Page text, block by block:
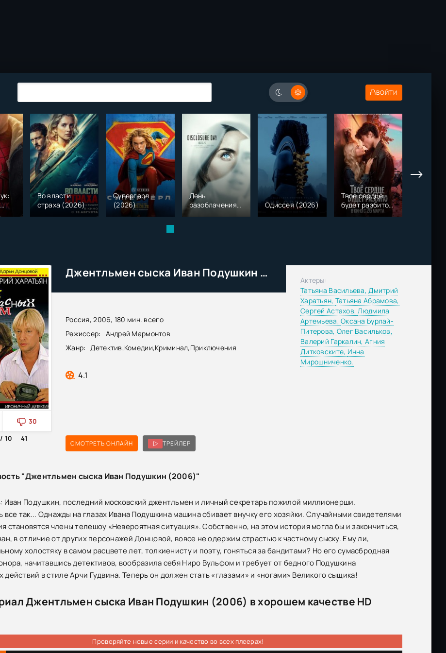
ВОЙТИ
Во власти
страха (2026)
Супергерл
(2026)
День
разоблачения
Одиссея (2026)
Твое сердце
будет разбито
(2026)
Джентльмен сыска Иван Подушкин (2006)
Россия, 2006, 180 мин. всего
Режиссер:
Андрей Мармонтов
Жанр:
Детектив,Комедии,Криминал, Приключения
4.1
30
10
41
СМОТРЕТЬ ОНЛАЙН ТРЕЙЛЕР
Актеры:
Татьяна Васильева,Дмитрий
Харатьян, Татьяна Абрамова,
Сергей Астахов,Людмила
Артемьева,Оксана Бурлай-
Питерова, Олег Васильков,
Валерий Гаркалин,Агния
Дитковските, Инна
Мирошниченко,
"Джентльмен сыска Иван Подушкин (2006)"
Иван Подушкин, последний московский джентльмен и личный секретарь пожилой миллионерши.
все так... Однажды на глазах Ивана Подушкина машина сбивает внучку его хозяйки. Случайными свидетелями
становятся члены телешоу «Невероятная ситуация». Собственно, на этом история могла бы и закончиться,
в отличие от других персонажей Донцовой, вовсе не одержим страстью к частному сыску. Ему ли,
холостяку в самом расцвете лет, толкиенисту и поэту, гоняться за бандитами? Но его сумасбродная
начитавшись детективов, вообразила себя Ниро Вульфом и требует от бедного Подушкина
действий в стиле Арчи Гудвина. Теперь он должен стать «глазами» и «ногами» Великого сыщика!
Джентльмен сыска Иван Подушкин (2006) в хорошем качестве HD
Проверяйте новые серии и качество во всех плеерах!